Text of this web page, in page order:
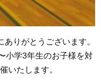
りがとうございます。
小学3年生のお子様を対
いたします。